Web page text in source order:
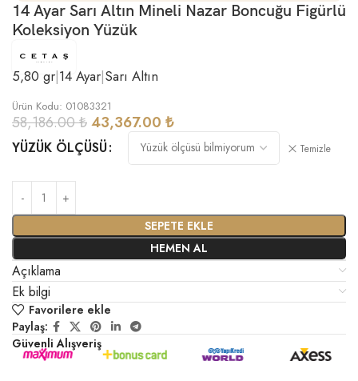
14 Ayar Sarı Altın Mineli Nazar Boncuğu Figürlü
Koleksiyon Yüzük
5,80 gr|14 Ayar|Sarı Altın
Ürün Kodu: 01083321
58,186.00₺43,367.00 ₺
YÜZÜK ÖLÇÜSÜ Temizle
SEPETE EKLE
HEMEN AL
Açıklama
Ek bilgi
Favorilere ekle
Paylaş:
Güvenli Alışveriş